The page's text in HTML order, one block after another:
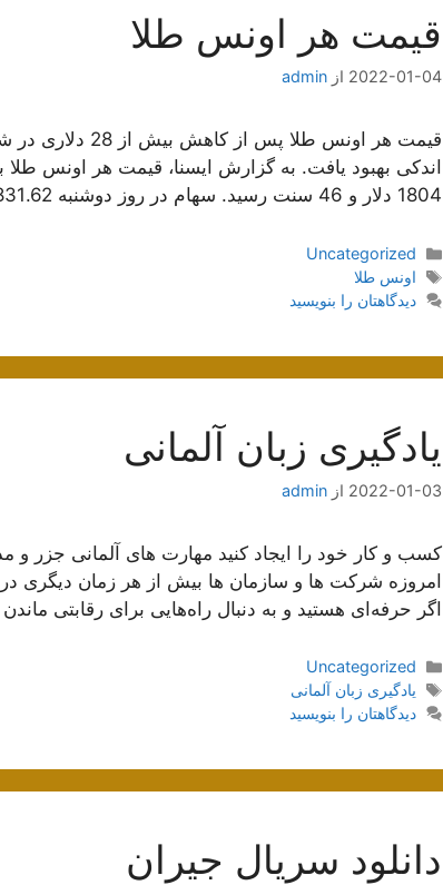
قیمت هر اونس طلا
2022-01-04 از admin
قیمت هر اونس
1804 دلار و 46 سنت رسید. سهام در روز دوشنبه 1831.62 دلار افزایش یافت، اما معکوس …
دسته‌ها
Uncategorized
برچسب‌ها
اونس طلا
دیدگاهتان را بنویسید
یادگیری زبان آلمانی
2022-01-03 از admin
کسب و کار خود را ایجاد کنید مهارت های آلمانی جزر
امروزه شرکت ها و سازمان ها بیش از هر زمان دیگری
اگر حرفه‌ای هستید و به دنبال راه‌هایی برای رقابتی
دسته‌ها
Uncategorized
برچسب‌ها
یادگیری زبان آلمانی
دیدگاهتان را بنویسید
دانلود سریال جیران